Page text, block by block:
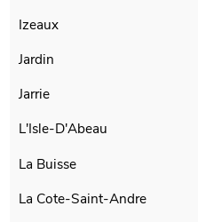
Izeaux
Jardin
Jarrie
L'Isle-D'Abeau
La Buisse
La Cote-Saint-Andre